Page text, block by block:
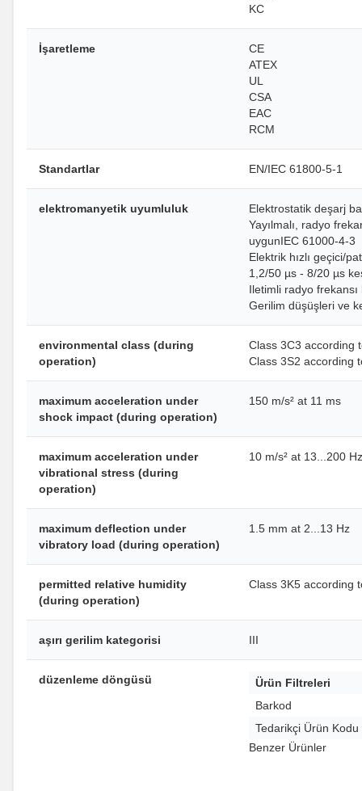
KC
İşaretleme
CE
ATEX
UL
CSA
EAC
RCM
Standartlar EN/IEC 61800-5-1
elektromanyetik uyumluluk
Elektrostatik deşarj
Yayılmalı, radyo
uygunIEC 61000-4-3
Elektrik hızlı geçici/
1,2/50 µs - 8/20 µs
Iletimli radyo
Gerilim düşüşleri ve
environmental class (during
operation)
Class 3C3 according
Class 3S2 according
maximum acceleration under
shock impact (during operation)
150 m/s² at 11 ms
maximum acceleration under
vibrational stress (during
operation)
10 m/s² at 13...200 Hz
maximum deflection under
vibratory load (during operation)
1.5 mm at 2...13 Hz
permitted relative humidity
(during operation)
Class 3K5 according
aşırı gerilim kategorisi III
düzenleme döngüsü
Ürün Filtreleri
Barkod
Tedarikçi Ürün Kodu
Benzer Ürünler